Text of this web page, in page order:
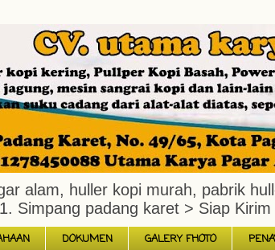
alam, huller kopi murah, pabrik
Simpang padang karet > Siap
DOKUMEN GALERY FHOTO